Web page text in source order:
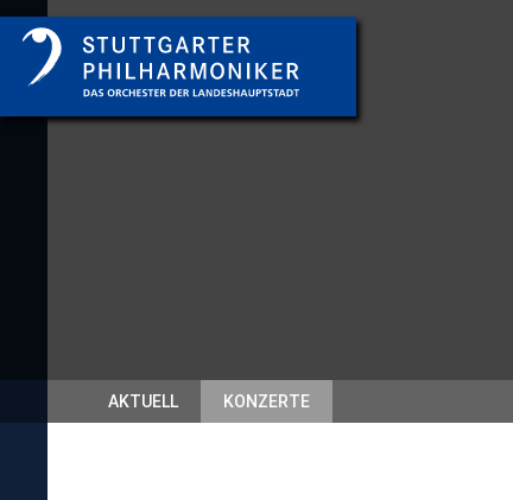
AKTUELL KONZERTE